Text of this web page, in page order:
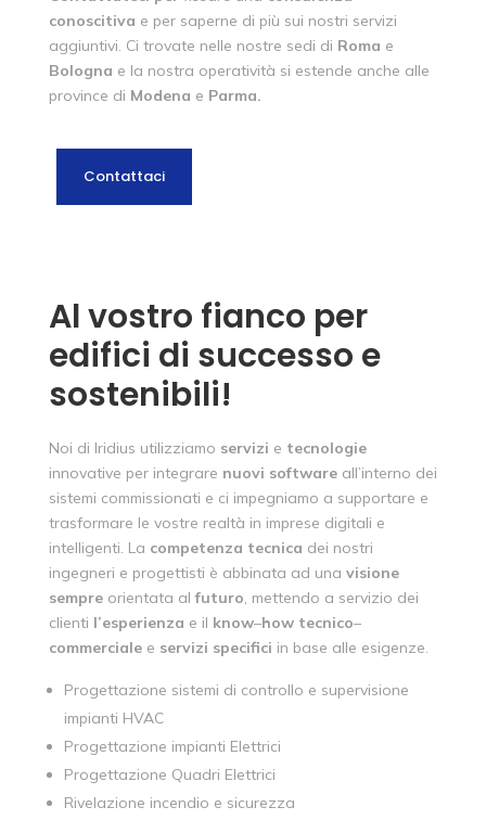
conoscitiva e per saperne di più sui nostri servizi
aggiuntivi. Ci trovate nelle nostre sedi di Roma e
Bologna e la nostra operatività si estende anche alle
province di Modena e Parma.
Contattaci
Al vostro fianco per
edifici di successo e
sostenibili!
Noi di Iridius utilizziamo servizi e tecnologie
innovative per integrare nuovi softwareall’interno dei
sistemi commissionati e ci impegniamo a supportare e
trasformare le vostre realtà in imprese digitali e
intelligenti. La competenza tecnica dei nostri
ingegneri e progettisti è abbinata ad una visione
sempreorientata alfuturo, mettendo a servizio dei
clienti l’esperienza e il know–how tecnico–
commercialee servizi specifici in base alle esigenze.
Progettazione sistemi di controllo e supervisione
impianti HVAC
Progettazione impianti Elettrici
Progettazione Quadri Elettrici
Rivelazione incendio e sicurezza